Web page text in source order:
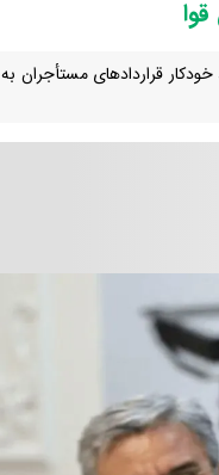
قراردادهای مستأجران به